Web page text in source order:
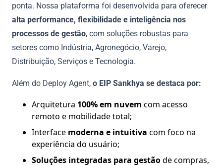
ponta. Nossa plataforma foi desenvolvida para oferecer
alta performance, flexibilidade e inteligência nos
processos de gestão, com soluções robustas para
setores como Indústria, Agronegócio, Varejo,
Distribuição, Serviços e Tecnologia.
Além do Deploy Agent, o EIP Sankhya se destaca por:
Arquitetura 100% em nuvem com acesso
remoto e mobilidade total;
Interface moderna e intuitiva com foco na
experiência do usuário;
Soluções integradas para gestãode compras,